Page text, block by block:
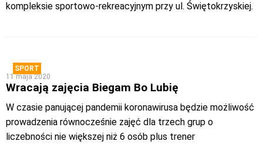
kompleksie sportowo-rekreacyjnym przy ul. Świętokrzyskiej.
SPORT
11 maja 2020
Wracają zajęcia Biegam Bo Lubię
W czasie panującej pandemii koronawirusa będzie możliwość
prowadzenia równocześnie zajęć dla trzech grup o
liczebności nie większej niż 6 osób plus trener